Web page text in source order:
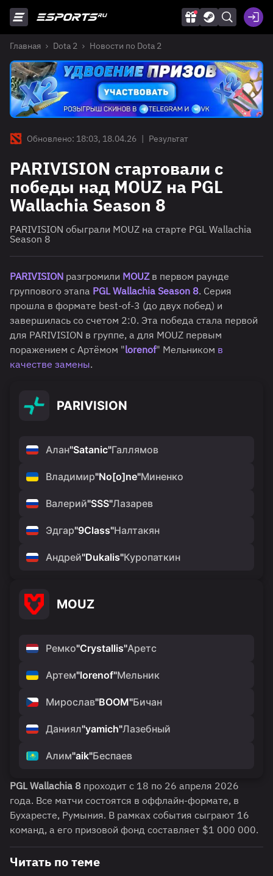
Главная Dota 2 Новости по Dota 2
Обновлено: 18:03, 18.04.26 | Результат
PARIVISION стартовали с
победы над MOUZ на PGL
Wallachia Season 8
PARIVISION обыграли MOUZ на старте PGL Wallachia
Season 8
PARIVISION разгромили MOUZв первом раунде
группового этапа PGL Wallachia Season 8. Серия
прошла в формате best-of-3 (до двух побед) и
завершилась со счетом 2:0. Эта победа стала первой
для PARIVISION в группе, а для MOUZ первым
поражением с Артёмом "lorenof" Мельником в
качестве замены.
PARIVISION
Алан"Satanic"Галлямов
Владимир"No[o]ne"Миненко
Валерий"SSS"Лазарев
Эдгар"9Class"Налтакян
Андрей"Dukalis"Куропаткин
MOUZ
Ремко"Crystallis"Аретс
Артем"lorenof"Мельник
Мирослав"BOOM"Бичан
Даниял"yamich"Лазебный
Алим"aik"Беспаев
PGL Wallachia 8 проходит с 18 по 26 апреля 2026
года. Все матчи состоятся в оффлайн-формате, в
Бухаресте, Румыния. В рамках события сыграют 16
команд, а его призовой фонд составляет $1 000 000.
Читать по теме